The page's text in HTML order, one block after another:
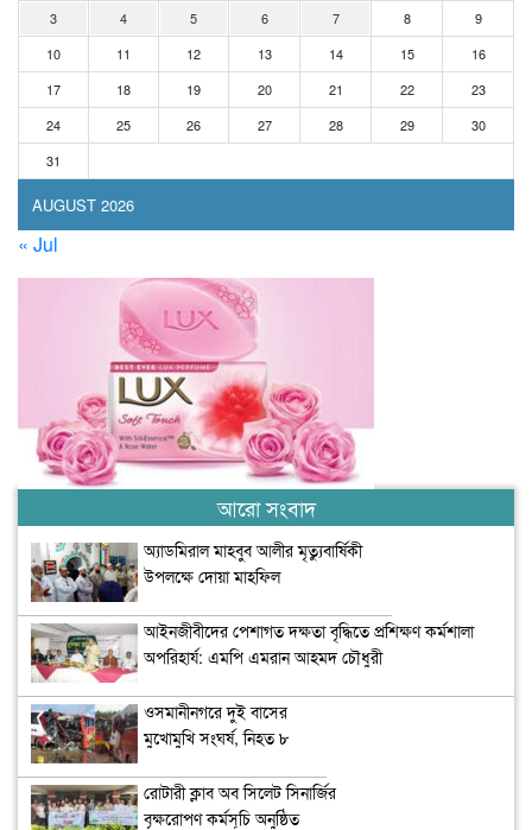
AUGUST 2026
3
4 5 6 7 8
9
10
11 12 13 14 15
16
17
18 19 20 21 22
23
24
25 26 27 28 29
30
31
« Jul
আরো সংবাদ
অ্যাডমিরাল মাহবুব আলীর মৃত্যুবার্ষিকী
উপলক্ষে দোয়া মাহফিল
‎আইনজীবীদের পেশাগত দক্ষতা বৃদ্ধিতে প্রশিক্ষণ কর্মশালা
অপরিহার্য: এমপি এমরান আহমদ চৌধুরী
ওসমানীনগরে দুই বাসের
মুখোমুখি সংঘর্ষ, নিহত ৮
রোটারী ক্লাব অব সিলেট সিনার্জির
বৃক্ষরোপণ কর্মসূচি অনুষ্ঠিত